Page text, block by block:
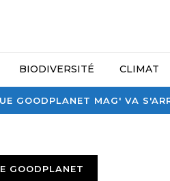
GOODPLANET MAG' VA
BIODIVERSITÉ CLIMAT
GOODPLANET